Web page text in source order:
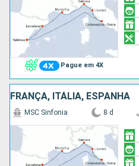
Pague em 4X
FRANÇA, ITÁLIA, ESPANHA
MSC Sinfonia 8 d